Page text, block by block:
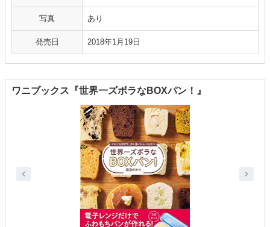
写真 あり
発売日 2018年1月19日
ワニブックス『世界一ズボラなBOXパン！』